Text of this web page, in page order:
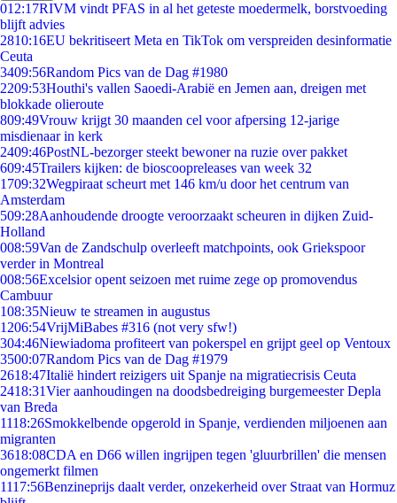
012:17RIVM vindt PFAS in al het geteste moedermelk, borstvoeding
blijft advies
2810:16EU bekritiseert Meta en TikTok om verspreiden desinformatie
Ceuta
3409:56Random Pics van de Dag #1980
2209:53Houthi's vallen Saoedi-Arabië en Jemen aan, dreigen met
blokkade olieroute
809:49Vrouw krijgt 30 maanden cel voor afpersing 12-jarige
misdienaar in kerk
2409:46PostNL-bezorger steekt bewoner na ruzie over pakket
609:45Trailers kijken: de bioscoopreleases van week 32
1709:32Wegpiraat scheurt met 146 km/u door het centrum van
Amsterdam
509:28Aanhoudende droogte veroorzaakt scheuren in dijken Zuid-
Holland
008:59Van de Zandschulp overleeft matchpoints, ook Griekspoor
verder in Montreal
008:56Excelsior opent seizoen met ruime zege op promovendus
Cambuur
108:35Nieuw te streamen in augustus
1206:54VrijMiBabes #316 (not very sfw!)
304:46Niewiadoma profiteert van pokerspel en grijpt geel op Ventoux
3500:07Random Pics van de Dag #1979
2618:47Italië hindert reizigers uit Spanje na migratiecrisis Ceuta
2418:31Vier aanhoudingen na doodsbedreiging burgemeester Depla
van Breda
1118:26Smokkelbende opgerold in Spanje, verdienden miljoenen aan
migranten
3618:08CDA en D66 willen ingrijpen tegen 'gluurbrillen' die mensen
ongemerkt filmen
1117:56Benzineprijs daalt verder, onzekerheid over Straat van Hormuz